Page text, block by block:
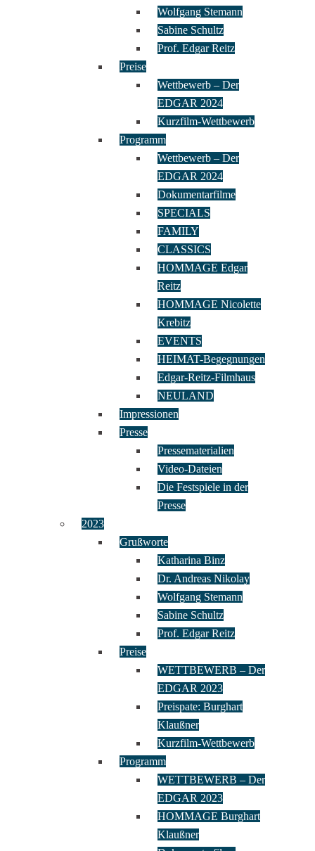
Wolfgang Stemann
Sabine Schultz
Prof. Edgar Reitz
Preise
Wettbewerb – Der
EDGAR 2024
Kurzfilm-Wettbewerb
Programm
Wettbewerb – Der
EDGAR 2024
Dokumentarfilme
SPECIALS
FAMILY
CLASSICS
HOMMAGE Edgar
Reitz
HOMMAGE Nicolette
Krebitz
EVENTS
HEIMAT-Begegnungen
Edgar-Reitz-Filmhaus
NEULAND
Impressionen
Presse
Pressematerialien
Video-Dateien
Die Festspiele in der
Presse
2023
Grußworte
Katharina Binz
Dr. Andreas Nikolay
Wolfgang Stemann
Sabine Schultz
Prof. Edgar Reitz
Preise
WETTBEWERB – Der
EDGAR 2023
Preispate: Burghart
Klaußner
Kurzfilm-Wettbewerb
Programm
WETTBEWERB – Der
EDGAR 2023
HOMMAGE Burghart
Klaußner